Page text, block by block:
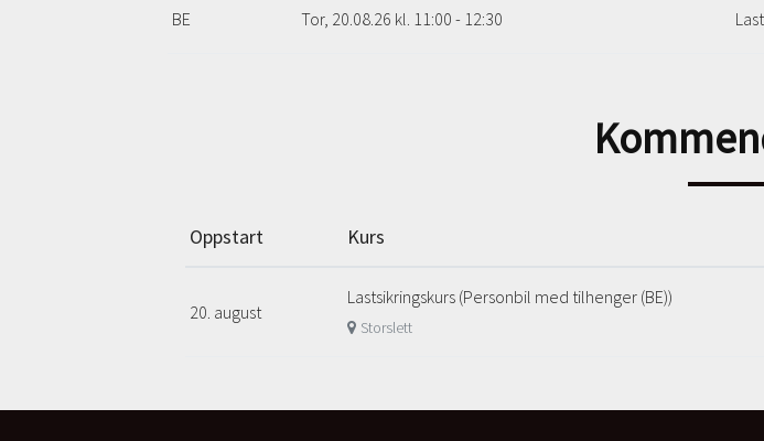
BE Tor, 20.08.26 kl. 11:00 - 12:30
Oppstart Kurs
20. august
Lastsikringskurs (Personbil med tilhenger (BE))
Storslett